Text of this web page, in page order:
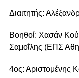
Διαιτητής:
Βοηθοί: Χασάν
Σαμοΐλης (ΕΠΣ
4ος: Αριστομένης